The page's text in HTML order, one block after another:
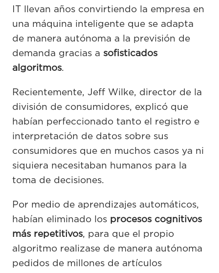
IT llevan años convirtiendo la empresa en
una máquina inteligente que se adapta
de manera autónoma a la previsión de
demanda gracias a sofisticados
algoritmos.
Recientemente, Jeff Wilke, director de la
división de consumidores, explicó que
habían perfeccionado tanto el registro e
interpretación de datos sobre sus
consumidores que en muchos casos ya ni
siquiera necesitaban humanos para la
toma de decisiones.
Por medio de aprendizajes automáticos,
habían eliminado los procesos cognitivos
más repetitivos, para que el propio
algoritmo realizase de manera autónoma
pedidos de millones de artículos